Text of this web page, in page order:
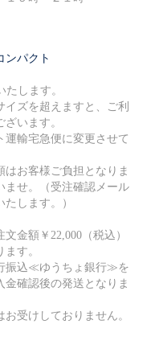
パクト
します。
ズを超えますと、ご利
います。
運輸宅急便に変更させて
はお客様ご負担となりま
ませ。（受注確認メール
します。）
金額￥22,000（税込）
ます。
振込≪ゆうちょ銀行≫を
金確認後の発送となりま
受けしておりません。